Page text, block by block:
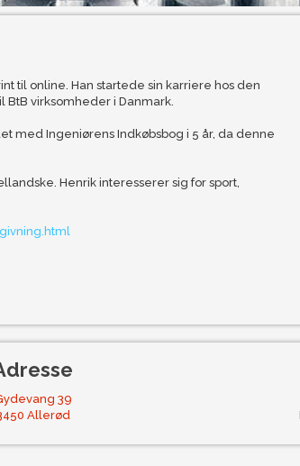
til online. Han startede sin karriere hos den
virksomheder i Danmark.
med Ingeniørens Indkøbsbog i 5 år, da denne
Henrik interesserer sig for sport,
39
Allerød